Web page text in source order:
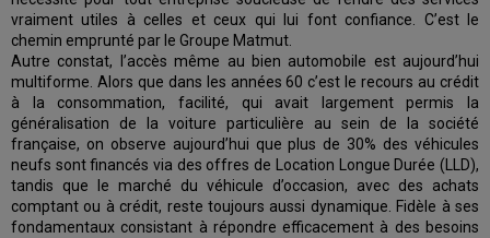
vraiment utiles à celles et ceux qui lui font confiance. C’est le
chemin emprunté par le Groupe Matmut.
Autre constat, l’accès même au bien automobile est aujourd’hui
multiforme. Alors que dans les années 60 c’est le recours au crédit
à la consommation, facilité, qui avait largement permis la
généralisation de la voiture particulière au sein de la société
française, on observe aujourd’hui que plus de 30% des véhicules
neufs sont financés via des offres de Location Longue Durée (LLD),
tandis que le marché du véhicule d’occasion, avec des achats
comptant ou à crédit, reste toujours aussi dynamique. Fidèle à ses
fondamentaux consistant à répondre efficacement à des besoins